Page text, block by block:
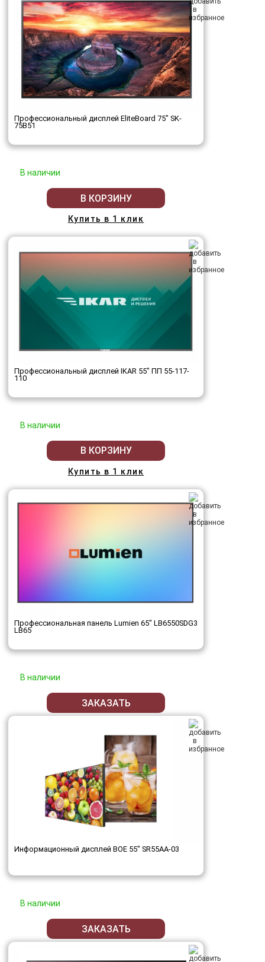
Профессиональный дисплей EliteBoard 75" SK-
75B51
В наличии
В КОРЗИНУ
Купить в 1 клик
Профессиональный дисплей IKAR 55" ПП 55-117-
110
В наличии
В КОРЗИНУ
Купить в 1 клик
Профессиональная панель Lumien 65" LB6550SDG3
LB65
В наличии
ЗАКАЗАТЬ
Информационный дисплей BOE 55" SR55AA-03
В наличии
ЗАКАЗАТЬ